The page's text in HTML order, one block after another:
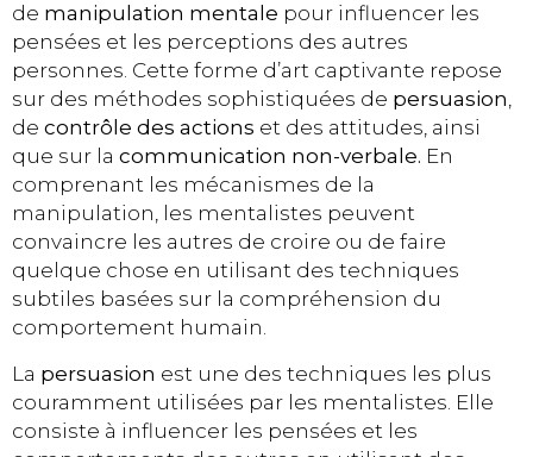
de manipulation mentale pour influencer les
pensées et les perceptions des autres
personnes. Cette forme d’art captivante repose
sur des méthodes sophistiquées de persuasion,
de contrôle des actions et des attitudes, ainsi
que sur la communication non-verbale. En
comprenant les mécanismes de la
manipulation, les mentalistes peuvent
convaincre les autres de croire ou de faire
quelque chose en utilisant des techniques
subtiles basées sur la compréhension du
comportement humain.
La persuasion est une des techniques les plus
couramment utilisées par les mentalistes. Elle
consiste à influencer les pensées et les